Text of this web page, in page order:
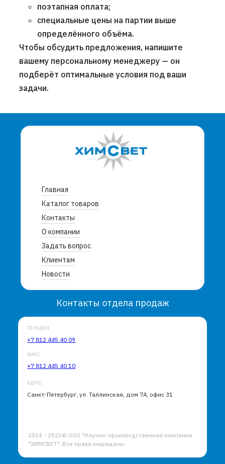
поэтапная оплата;
специальные цены на партии выше
определённого объёма.
Чтобы обсудить предложения, напишите
вашему персональному менеджеру — он
подберёт оптимальные условия под ваши
задачи.
Главная
Каталог товаров
Контакты
О компании
Задать вопрос
Клиентам
Новости
Контакты отдела продаж
ТЕЛЕФОН
+7 812 445 40 09
ФАКС
+7 812 445 40 10
АДРЕС
Санкт-Петербург, ул. Таллинская, дом 7А, офис 31
2014 - 2023© ООО "Научно-производственная компания
"ХИМСВЕТ". Все права защищены